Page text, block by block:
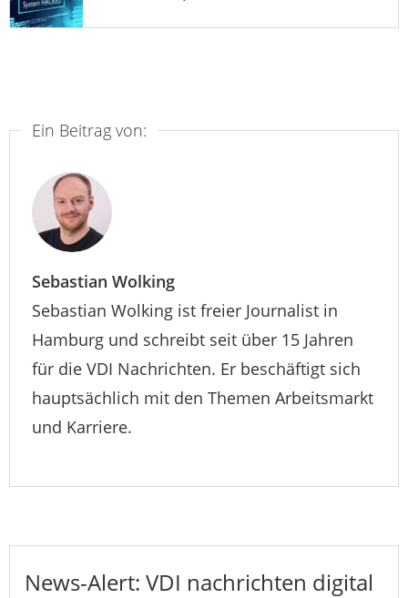
Ein Beitrag von:
Sebastian Wolking
Sebastian Wolking ist freier Journalist in
Hamburg und schreibt seit über 15 Jahren
für die VDI Nachrichten. Er beschäftigt sich
hauptsächlich mit den Themen Arbeitsmarkt
und Karriere.
News-Alert: VDI nachrichten digital